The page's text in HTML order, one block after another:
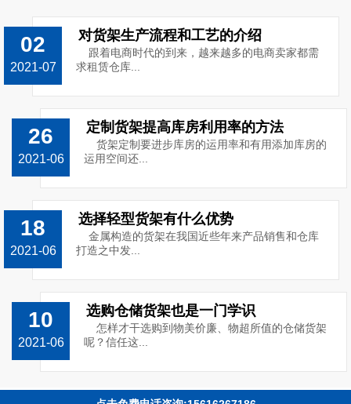
02
2021-07
对货架生产流程和工艺的介绍
跟着电商时代的到来，越来越多的电商卖家都需
求租赁仓库...
26
2021-06
定制货架提高库房利用率的方法
货架定制要进步库房的运用率和有用添加库房的
运用空间还...
18
2021-06
选择轻型货架有什么优势
金属构造的货架在我国近些年来产品销售和仓库
打造之中发...
10
2021-06
选购仓储货架也是一门学识
怎样才干选购到物美价廉、物超所值的仓储货架
呢？信任这...